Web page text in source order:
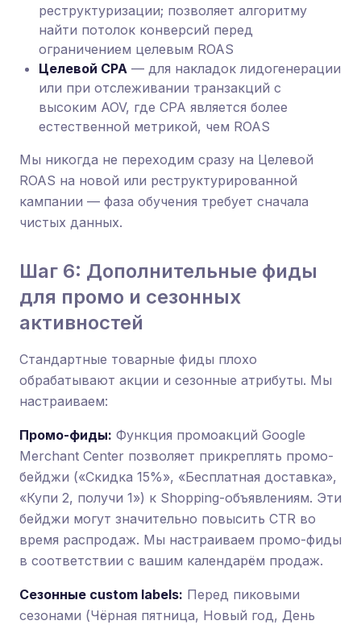
реструктуризации; позволяет алгоритму
найти потолок конверсий перед
ограничением целевым ROAS
Целевой CPA — для накладок лидогенерации
или при отслеживании транзакций с
высоким AOV, где CPA является более
естественной метрикой, чем ROAS
Мы никогда не переходим сразу на Целевой
ROAS на новой или реструктурированной
кампании — фаза обучения требует сначала
чистых данных.
Шаг 6: Дополнительные фиды
для промо и сезонных
активностей
Стандартные товарные фиды плохо
обрабатывают акции и сезонные атрибуты. Мы
настраиваем:
Промо-фиды: Функция промоакций Google
Merchant Center позволяет прикреплять промо-
бейджи («Скидка 15%», «Бесплатная доставка»,
«Купи 2, получи 1») к Shopping-объявлениям. Эти
бейджи могут значительно повысить CTR во
время распродаж. Мы настраиваем промо-фиды
в соответствии с вашим календарём продаж.
Сезонные custom labels: Перед пиковыми
сезонами (Чёрная пятница, Новый год, День